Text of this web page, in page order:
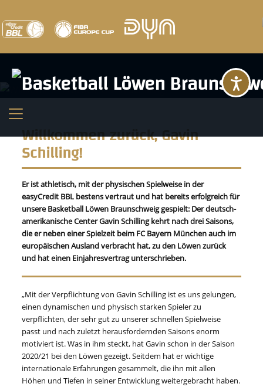
Willkommen zurück, Gavin
Schilling!
Er ist athletisch, mit der physischen Spielweise in der
easyCredit BBL bestens vertraut und hat bereits erfolgreich für
unsere Basketball Löwen Braunschweig gespielt: Der deutsch-
amerikanische Center Gavin Schilling kehrt nach drei Saisons,
die er neben einer Spielzeit beim FC Bayern München auch im
europäischen Ausland verbracht hat, zu den Löwen zurück
und hat einen Einjahresvertrag unterschrieben.
„Mit der Verpflichtung von Gavin Schilling ist es uns gelungen,
einen dynamischen und physisch starken Spieler zu
verpflichten, der sehr gut zu unserer schnellen Spielweise
passt und nach zuletzt herausfordernden Saisons enorm
motiviert ist. Was in ihm steckt, hat Gavin schon in der Saison
2020/21 bei den Löwen gezeigt. Seitdem hat er wichtige
internationale Erfahrungen gesammelt, die ihn mit allen
Höhen und Tiefen in seiner Entwicklung weitergebracht haben.